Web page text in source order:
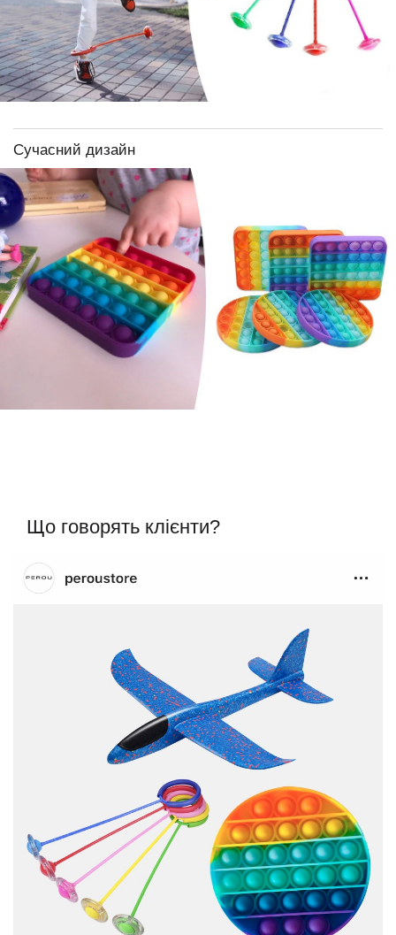
Сучасний дизайн
Що говорять клієнти?